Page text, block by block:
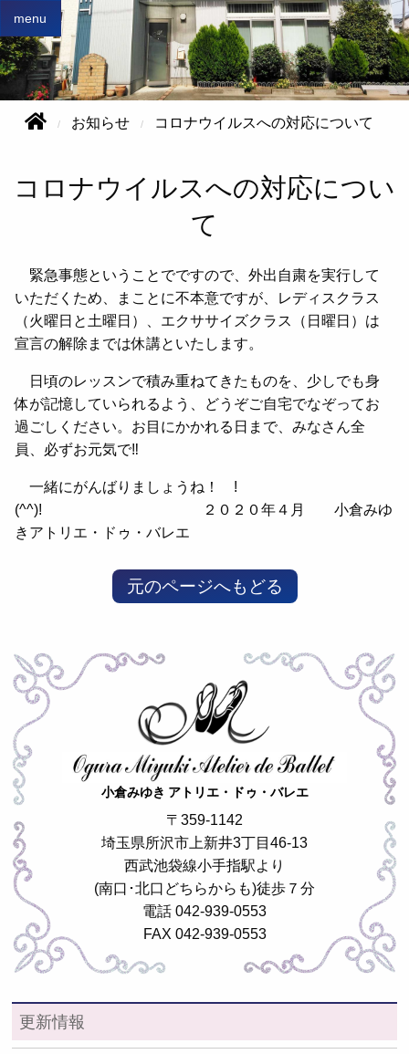
menu
お知らせ コロナウイルスへの対応について
コロナウイルスへの対応につい
て
緊急事態ということでですので、外出自粛を実行して
いただくため、まことに不本意ですが、レディスクラス
（火曜日と土曜日）、エクササイズクラス（日曜日）は
宣言の解除までは休講といたします。
日頃のレッスンで積み重ねてきたものを、少しでも身
体が記憶していられるよう、どうぞご自宅でなぞってお
過ごしください。お目にかかれる日まで、みなさん全
員、必ずお元気で‼
一緒にがんばりましょうね！ !
(^^)! ２０２０年４月 小倉みゆ
きアトリエ・ドゥ・バレエ
元のページへもどる
小倉みゆき アトリエ・ドゥ・バレエ
〒359-1142
埼玉県所沢市上新井3丁目46-13
西武池袋線小手指駅より
(南口･北口どちらからも)徒歩７分
電話 042-939-0553
FAX 042-939-0553
更新情報